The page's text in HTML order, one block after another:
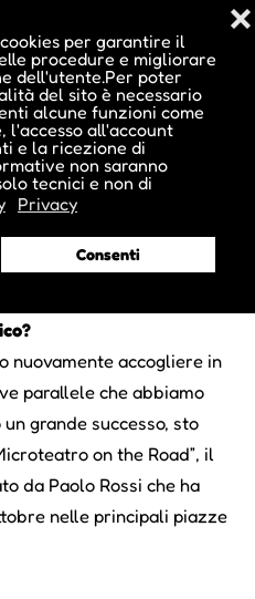
per garantire il
procedure e migliorare
dell'utente.Per poter
del sito è necessario
alcune funzioni come
l'accesso all'account
e la ricezione di
non saranno
tecnici e non di
Privacy
Consenti
❌
la stagione 2020/2021 in
e cresciuti a Bolzano, per
spettacolo dal vivo che,
agibilità nel riprogrammare
e Giulietta. Una
Un’opera da tre soldi”,
Paravidino e interpretato,
nuovamente accogliere in
parallele che abbiamo
grande successo, sto
on the Road”, il
da Paolo Rossi che ha
nelle principali piazze